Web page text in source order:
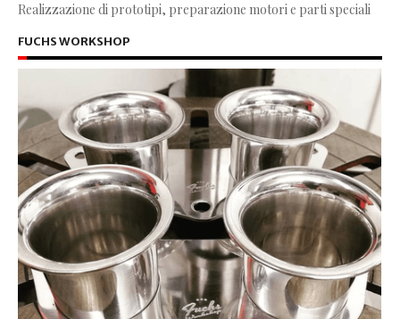
Realizzazione di prototipi, preparazione motori e parti speciali
FUCHS WORKSHOP